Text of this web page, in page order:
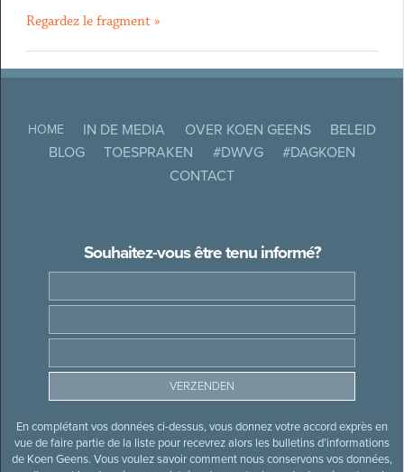
Regardez le fragment »
HOME IN DE MEDIA OVER KOEN GEENS
BELEID
BLOG
TOESPRAKEN #DWVG
#DAGKOEN
CONTACT
Souhaitez-vous être tenu informé?
En complétant vos données ci-dessus, vous donnez votre accord exprès en
vue de faire partie de la liste pour recevrez alors les bulletins d’informations
de Koen Geens. Vous voulez savoir comment nous conservons vos données,